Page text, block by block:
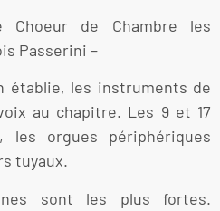
de Chambre les
Passerini –
établie, les instruments de
au chapitre. Les 9 et 17
les orgues périphériques
tuyaux.
sont les plus fortes.